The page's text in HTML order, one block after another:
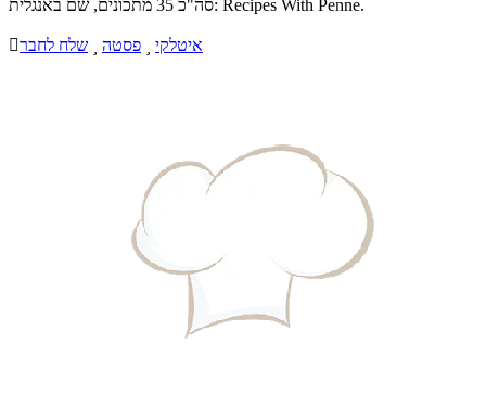
סה"כ 35 מתכונים, שם באנגלית: Recipes With Penne.
שלח לחבר פסטה איטלקי